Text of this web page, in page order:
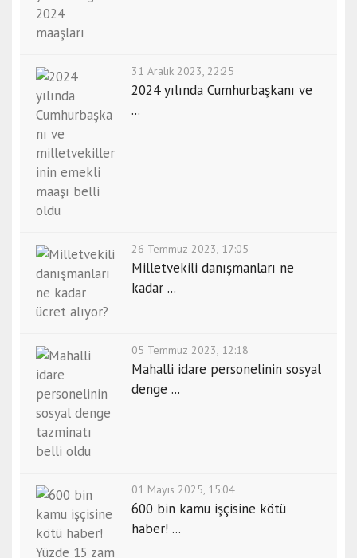
31 Aralık 2023, 22:25
2024 yılında Cumhurbaşkanı ve
...
26 Temmuz 2023, 17:05
Milletvekili danışmanları ne
kadar ...
05 Temmuz 2023, 12:18
Mahalli idare personelinin sosyal
denge ...
01 Mayıs 2025, 15:04
600 bin kamu işçisine kötü
haber! ...